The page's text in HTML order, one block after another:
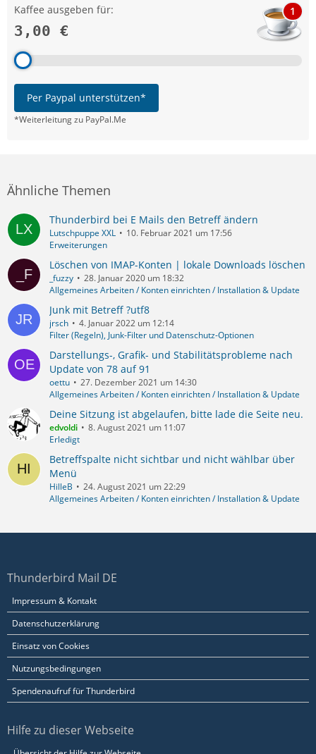
Kaffee ausgeben für:
3,00 €
1
Per Paypal unterstützen*
*Weiterleitung zu PayPal.Me
Ähnliche Themen
Thunderbird bei E Mails den Betreff ändern
Lutschpuppe XXL
10. Februar 2021 um 17:56
Erweiterungen
Löschen von IMAP-Konten | lokale Downloads löschen
_fuzzy
28. Januar 2020 um 18:32
Allgemeines Arbeiten / Konten einrichten / Installation & Update
Junk mit Betreff ?utf8
jrsch
4. Januar 2022 um 12:14
Filter (Regeln), Junk-Filter und Datenschutz-Optionen
Darstellungs-, Grafik- und Stabilitätsprobleme nach
Update von 78 auf 91
oettu
27. Dezember 2021 um 14:30
Allgemeines Arbeiten / Konten einrichten / Installation & Update
Deine Sitzung ist abgelaufen, bitte lade die Seite neu.
edvoldi
8. August 2021 um 11:07
Erledigt
Betreffspalte nicht sichtbar und nicht wählbar über
Menü
HilleB
24. August 2021 um 22:29
Allgemeines Arbeiten / Konten einrichten / Installation & Update
Thunderbird Mail DE
Impressum & Kontakt
Datenschutzerklärung
Einsatz von Cookies
Nutzungsbedingungen
Spendenaufruf für Thunderbird
Hilfe zu dieser Webseite